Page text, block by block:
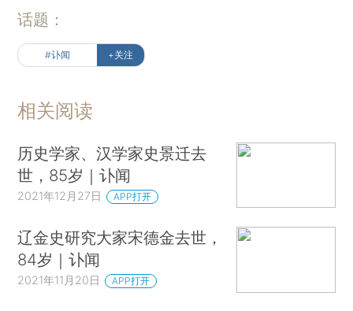
话题：
#讣闻 +关注
相关阅读
历史学家、汉学家史景迁去
世，85岁｜讣闻
2021年12月27日 APP打开
辽金史研究大家宋德金去世，
84岁｜讣闻
2021年11月20日 APP打开